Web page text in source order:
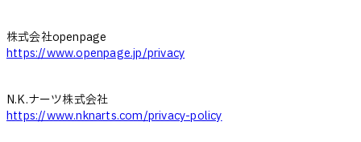
株式会社openpage
https://www.openpage.jp/privacy
N.K.ナーツ株式会社
https://www.nknarts.com/privacy-policy